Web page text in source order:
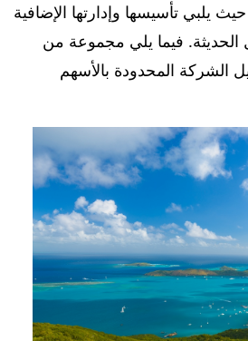
يلبي تأسيسها وإدارتها الإضافية
الحديثة. فيما يلي مجموعة من
الشركة المحدودة بالأسهم